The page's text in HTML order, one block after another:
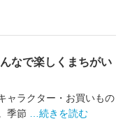
なで楽しくまちがい
ャラクター・お買いもの
季節
…続きを読む